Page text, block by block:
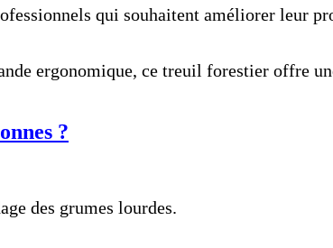
qui souhaitent améliorer leur
ergonomique, ce treuil forestier offre
?
des grumes lourdes.